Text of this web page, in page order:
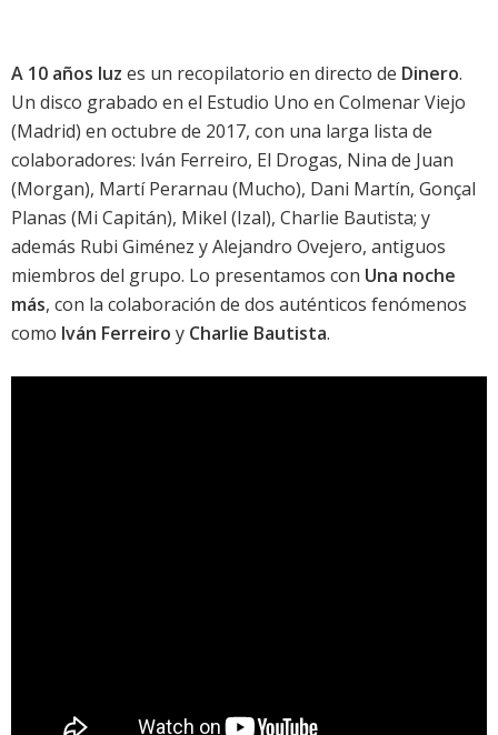
A 10 años luz es un recopilatorio en directo de Dinero.
Un disco grabado en el Estudio Uno en Colmenar Viejo
(Madrid) en octubre de 2017, con una larga lista de
colaboradores: Iván Ferreiro, El Drogas, Nina de Juan
(Morgan), Martí Perarnau (Mucho), Dani Martín, Gonçal
Planas (Mi Capitán), Mikel (Izal), Charlie Bautista; y
además Rubi Giménez y Alejandro Ovejero, antiguos
miembros del grupo. Lo presentamos con Una noche
más, con la colaboración de dos auténticos fenómenos
como Iván Ferreiro y Charlie Bautista.